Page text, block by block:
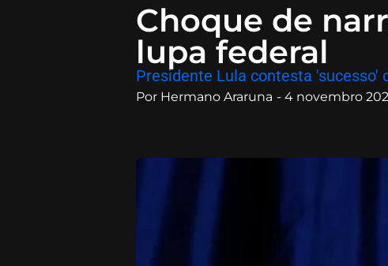
Choque de
lupa federal
​Presidente Lula contesta 'sucesso'
Por Hermano Araruna - 4 novembro